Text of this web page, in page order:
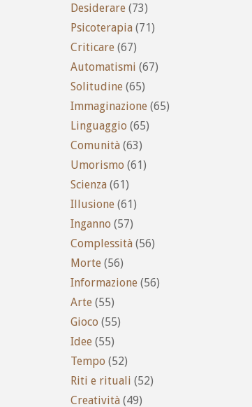
Desiderare (73)
Psicoterapia (71)
Criticare (67)
Automatismi (67)
Solitudine (65)
Immaginazione (65)
Linguaggio (65)
Comunità (63)
Umorismo (61)
Scienza (61)
Illusione (61)
Inganno (57)
Complessità (56)
Morte (56)
Informazione (56)
Arte (55)
Gioco (55)
Idee (55)
Tempo (52)
Riti e rituali (52)
Creatività (49)